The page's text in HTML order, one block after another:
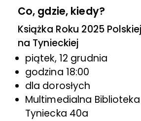
Co, gdzie, kiedy?
Książka Roku 2025
na Tynieckiej
piątek, 12 grudnia
godzina 18:00
dla dorosłych
Multimedialna Biblioteka
Tyniecka 40a